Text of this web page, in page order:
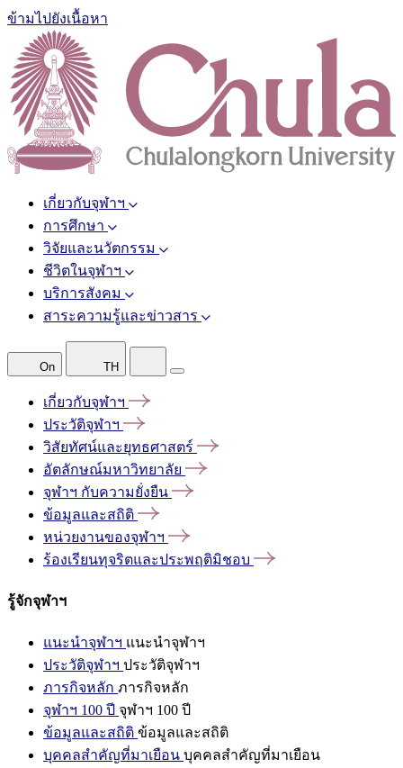
ข้ามไปยังเนื้อหา
เกี่ยวกับจุฬาฯ
การศึกษา
วิจัยและนวัตกรรม
ชีวิตในจุฬาฯ
บริการสังคม
สาระความรู้และข่าวสาร
On TH
เกี่ยวกับจุฬาฯ
ประวัติจุฬาฯ
วิสัยทัศน์และยุทธศาสตร์
อัตลักษณ์มหาวิทยาลัย
จุฬาฯ กับความยั่งยืน
ข้อมูลและสถิติ
หน่วยงานของจุฬาฯ
ร้องเรียนทุจริตและประพฤติมิชอบ
รู้จักจุฬาฯ
แนะนำจุฬาฯ แนะนำจุฬาฯ
ประวัติจุฬาฯ ประวัติจุฬาฯ
ภารกิจหลัก ภารกิจหลัก
จุฬาฯ 100 ปี จุฬาฯ 100 ปี
ข้อมูลและสถิติ ข้อมูลและสถิติ
บุคคลสำคัญที่มาเยือน บุคคลสำคัญที่มาเยือน